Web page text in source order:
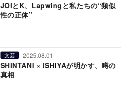
JOIとK、Lapwingと私たちの“類似
性の正体”
文芸 2025.08.01
SHINTANI × ISHIYAが明かす、噂の
真相